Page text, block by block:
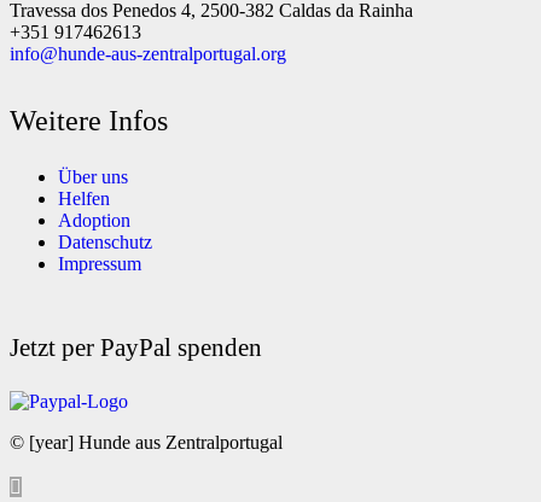
Travessa dos Penedos 4, 2500-382 Caldas da Rainha
+351 917462613
info@hunde-aus-zentralportugal.org
Weitere Infos
Über uns
Helfen
Adoption
Datenschutz
Impressum
Jetzt per PayPal spenden
© [year] Hunde aus Zentralportugal